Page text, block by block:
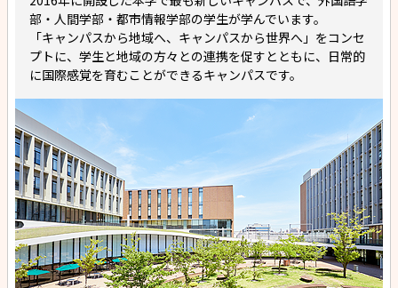
部・人間学部・都市情報学部の学生が学んでいます。
「キャンパスから地域へ、キャンパスから世界へ」をコンセ
プトに、学生と地域の方々との連携を促すとともに、日常的
に国際感覚を育むことができるキャンパスです。